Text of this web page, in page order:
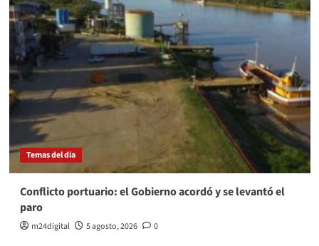
Temas del dia
Conflicto portuario: el Gobierno acordó y se levantó el
paro
m24digital 5 agosto, 2026 0